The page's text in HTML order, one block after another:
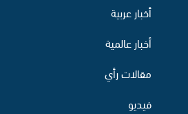
أخبار عربية
أخبار عالمية
مقالات رأي
فيديو